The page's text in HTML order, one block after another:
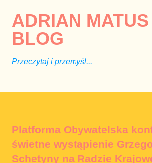
ADRIAN MATUS
BLOG
Przeczytaj i przemyśl...
Platforma Obywatelska
świetne wystąpienie
Schetyny na Radzie